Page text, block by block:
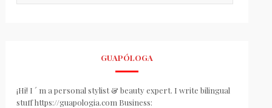
GUAPÓLOGA
¡Hi! I ´ m a personal stylist & beauty expert. I write bilingual
stuff https://guapologia.com Business: